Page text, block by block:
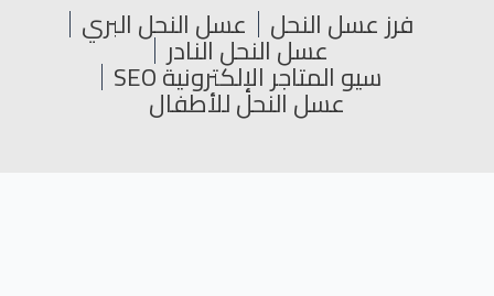
فرز عسل النحل عسل النحل البري
عسل النحل النادر
سيو المتاجر الإلكترونية SEO
عسل النحل للأطفال